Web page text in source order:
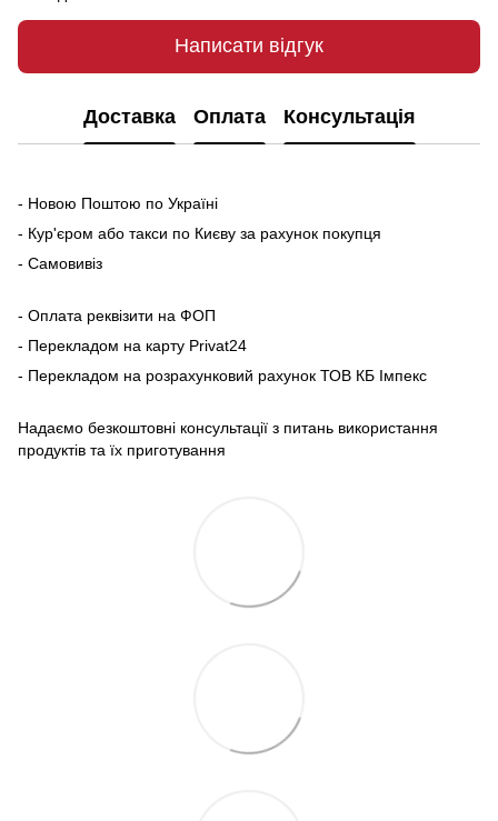
Написати відгук
Доставка Оплата Консультація
- Новою Поштою по Україні
- Кур'єром або такси по Києву за рахунок покупця
- Самовивіз
- Оплата реквізити на ФОП
- Перекладом на карту Рrivat24
- Перекладом на розрахунковий рахунок ТОВ КБ Імпекс
Надаємо безкоштовні консультації з питань використання
продуктів та їх приготування